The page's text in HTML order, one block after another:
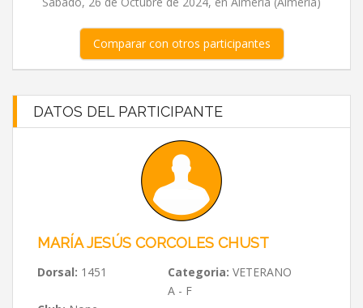
Comparar con otros participantes
DATOS DEL PARTICIPANTE
MARÍA JESÚS CORCOLES CHUST
Dorsal: 1451 Categoria: VETERANO
A - F